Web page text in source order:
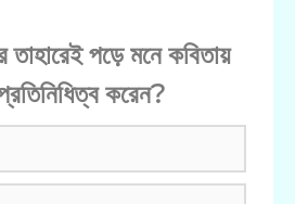
তাহারেই পড়ে মনে কবিতায়
করেন?